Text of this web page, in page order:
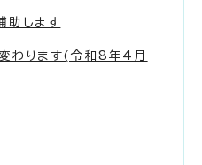
助します
わります(令和8年4月